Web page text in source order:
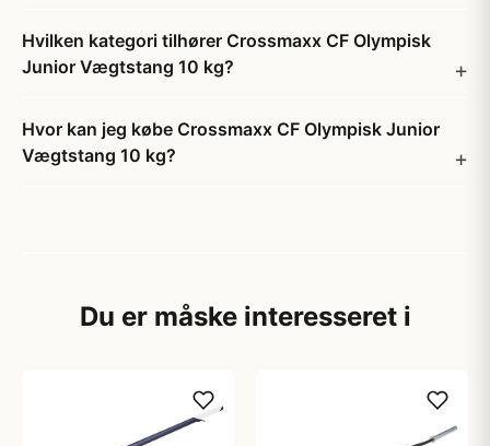
Hvilken kategori tilhører Crossmaxx CF Olympisk
Junior Vægtstang 10 kg?
Hvor kan jeg købe Crossmaxx CF Olympisk Junior
Vægtstang 10 kg?
Du er måske interesseret i